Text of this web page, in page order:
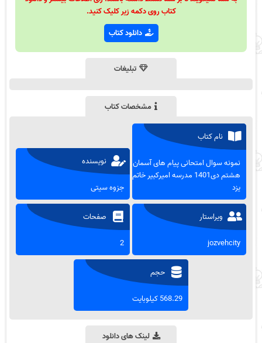
کتاب روی دکمه زیر کلیک کنید.
دانلود کتاب
تبلیغات
مشخصات کتاب
نام کتاب
نمونه سوال امتحانی پیام های آسمان
هشتم دی1401 مدرسه امیرکبیر خاتم
یزد
نویسنده
جزوه سیتی
ویراستار
jozvehcity
صفحات
2
حجم
568.29 کیلوبایت
لینک های دانلود